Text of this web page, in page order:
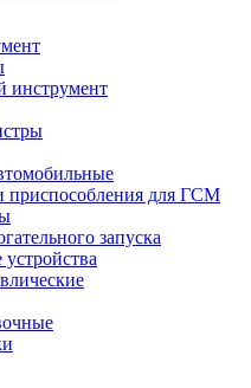
инструмент
приспособления для ГСМ
запуска